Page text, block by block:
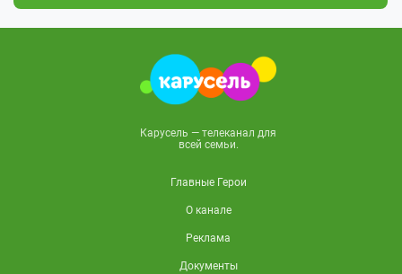
Карусель — телеканал для
всей семьи.
Главные Герои
О канале
Реклама
Документы